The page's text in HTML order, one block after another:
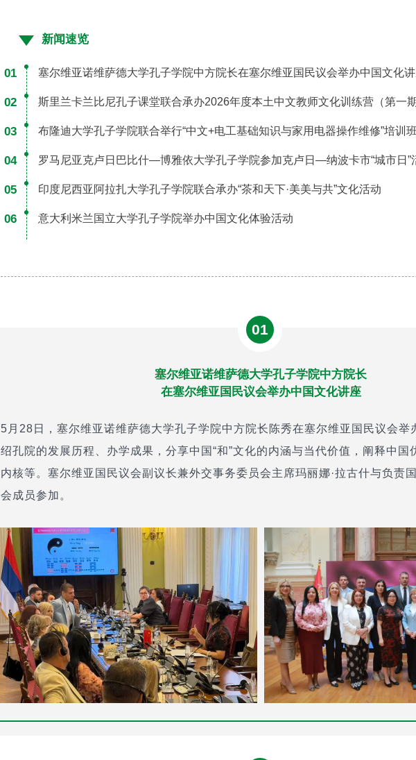
新闻速览
01 塞尔维亚诺维萨德大学孔子学院中方院长在塞尔维亚国民议会举办中国文化
02 斯里兰卡兰比尼孔子课堂联合承办2026年度本土中文教师文化训练营（第一
03 布隆迪大学孔子学院联合举行“中文+电工基础知识与家用电器操作维修”培训
04 罗马尼亚克卢日巴比什—博雅依大学孔子学院参加克卢日—纳波卡市“城市日”
05 印度尼西亚阿拉扎大学孔子学院联合承办“茶和天下·美美与共”文化活动
06 意大利米兰国立大学孔子学院举办中国文化体验活动
01
塞尔维亚诺维萨德大学孔子学院中方院长
在塞尔维亚国民议会举办中国文化讲座
5月28日，塞尔维亚诺维萨德大学孔子学院中方院长陈秀在塞尔维亚国民议会举
绍孔院的发展历程、办学成果，分享中国“和”文化的内涵与当代价值，阐释中国
内核等。塞尔维亚国民议会副议长兼外交事务委员会主席玛丽娜·拉古什与负责
会成员参加。